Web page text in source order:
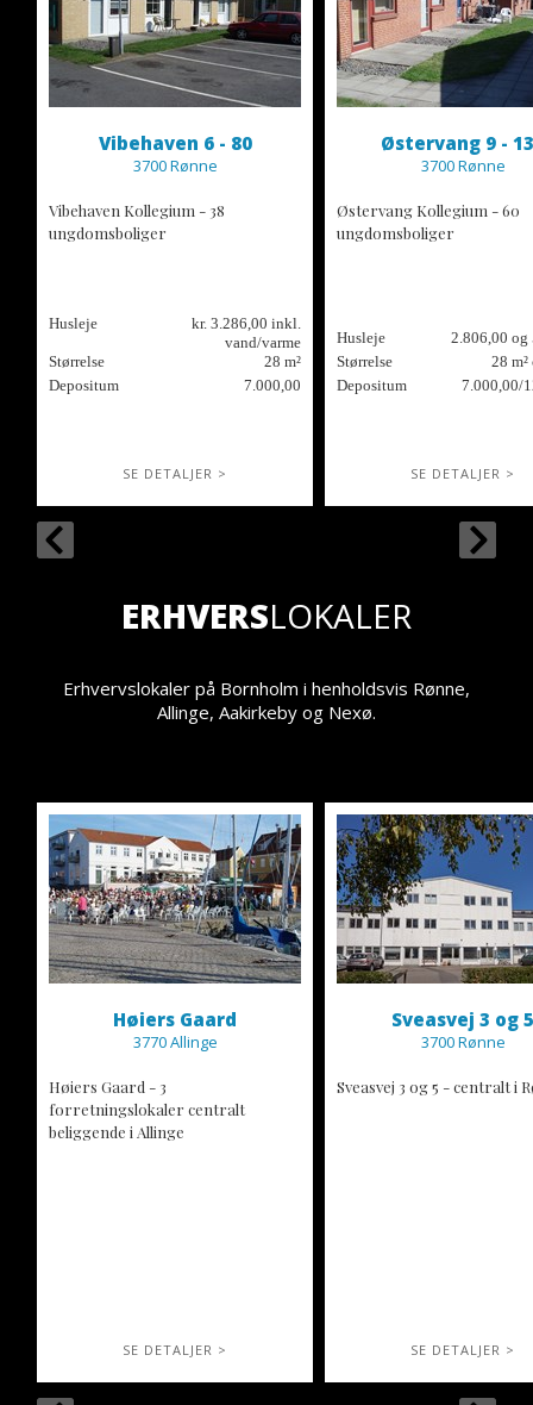
Vibehaven 6 - 80
3700 Rønne
Vibehaven Kollegium - 38
ungdomsboliger
Husleje
kr. 3.286,00 inkl.
vand/varme
Størrelse
28 m²
Depositum
7.000,00
SE DETALJER >
Østervang 9 -
3700 Rønne
Østervang Kollegium - 60
ungdomsboliger
Husleje
2.806,00 og
Størrelse
28 m²
Depositum
7.000,00/
SE DETALJER >
ERHVERSLOKALER
Erhvervslokaler på Bornholm i henholdsvis Rønne,
Allinge, Aakirkeby og Nexø.
Høiers Gaard
3770 Allinge
Høiers Gaard - 3
forretningslokaler centralt
beliggende i Allinge
SE DETALJER >
Sveasvej 3 og 5
3700 Rønne
Sveasvej 3 og 5 - centralt i
SE DETALJER >